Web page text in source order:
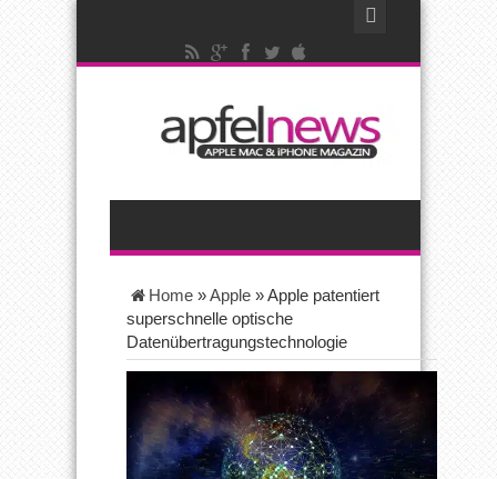
Home »Apple »Apple patentiert
superschnelle optische
Datenübertragungstechnologie